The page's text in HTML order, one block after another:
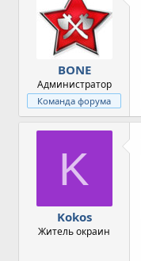
BONE
Администратор
Команда форума
K
Kokos
Житель окраин